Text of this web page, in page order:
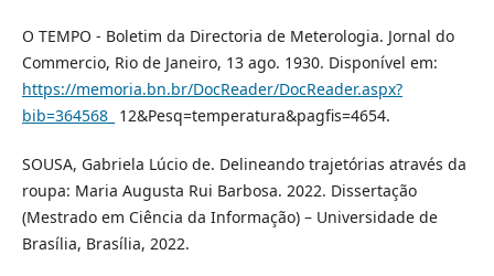
O TEMPO - Boletim da Directoria de Meterologia. Jornal do
Commercio, Rio de Janeiro, 13 ago. 1930. Disponível em:
https://memoria.bn.br/DocReader/DocReader.aspx?
bib=364568_ 12&Pesq=temperatura&pagfis=4654.
SOUSA, Gabriela Lúcio de. Delineando trajetórias através da
roupa: Maria Augusta Rui Barbosa. 2022. Dissertação
(Mestrado em Ciência da Informação) – Universidade de
Brasília, Brasília, 2022.